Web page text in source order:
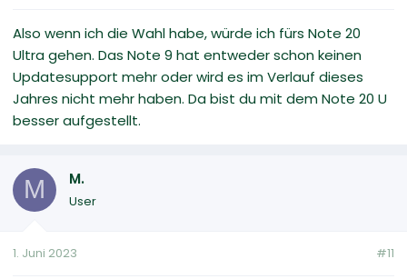
Also wenn ich die Wahl habe, würde ich fürs Note 20
Ultra gehen. Das Note 9 hat entweder schon keinen
Updatesupport mehr oder wird es im Verlauf dieses
Jahres nicht mehr haben. Da bist du mit dem Note 20 U
besser aufgestellt.
M M.
User
1. Juni 2023 #11